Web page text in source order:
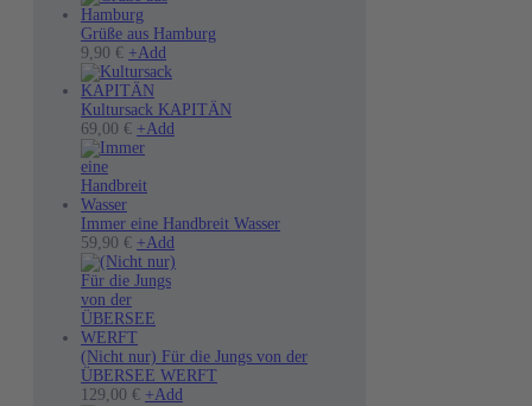
Grüße aus Hamburg
9,90 € +Add
Kultursack KAPITÄN
69,00 € +Add
auf.
Optionen
gewählt
werden
Immer eine Handbreit Wasser
59,90 € +Add
Produkt
Die
Optionen
können
(Nicht nur) Für die Jungs von der
ÜBERSEE WERFT
129,00 € +Add